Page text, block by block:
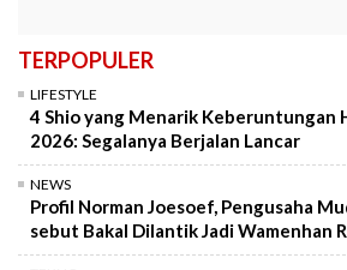
TERPOPULER
LIFESTYLE
4 Shio yang Menarik Keberuntungan
2026: Segalanya Berjalan Lancar
NEWS
Profil Norman Joesoef, Pengusaha
sebut Bakal Dilantik Jadi Wamenhan